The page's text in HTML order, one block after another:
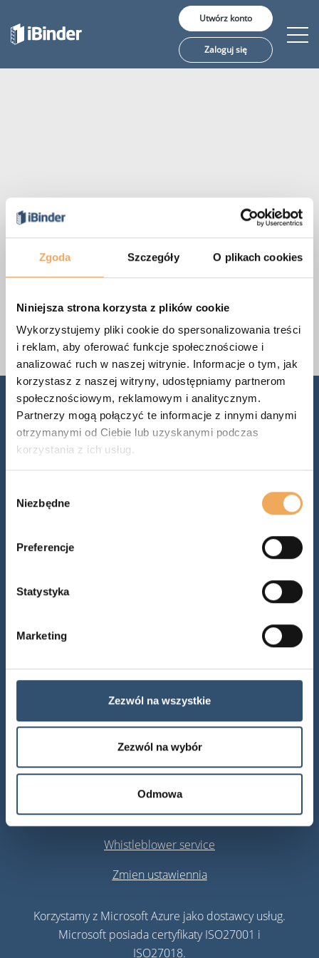
Zgoda Szczegóły O plikach cookies
Niniejsza strona korzysta z plików cookie
Wykorzystujemy pliki cookie do spersonalizowania treści
i reklam, aby oferować funkcje społecznościowe i
analizować ruch w naszej witrynie. Informacje o tym, jak
korzystasz z naszej witryny, udostępniamy partnerom
społecznościowym, reklamowym i analitycznym.
Partnerzy mogą połączyć te informacje z innymi danymi
otrzymanymi od Ciebie lub uzyskanymi podczas
korzystania z ich usług.
zgody
Niezbędne
Preferencje
Statystyka
Marketing
Zezwól na wszystkie
Zezwól na wybór
Odmowa
English
Svenska
Dansk
Nederlands
Norsk
Slovenčina
Utwórz konto
Zaloguj się
Strona nie znaleziona
Żądana strona nie została znaleziona.
info@ibinder.pl
Cookie Policy
About This Site
Whistleblower service
Zmien ustawiennia
Korzystamy z Microsoft Azure jako dostawcy usług.
Microsoft posiada certyfikaty ISO27001 i
ISO27018.